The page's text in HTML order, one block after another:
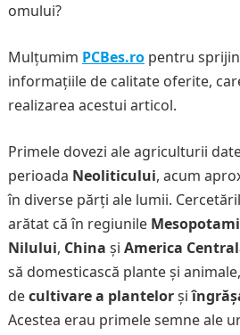
omului?
Mulțumim PCBes.ropentru
informațiile de calitate oferite,
realizarea acestui articol.
Primele dovezi ale agriculturii
perioada Neoliticului, acum
în diverse părți ale lumii.
arătat că în regiunile
Nilului, China și America
să domesticască plante și
decultivare a plantelorși
Acestea erau primele semne ale